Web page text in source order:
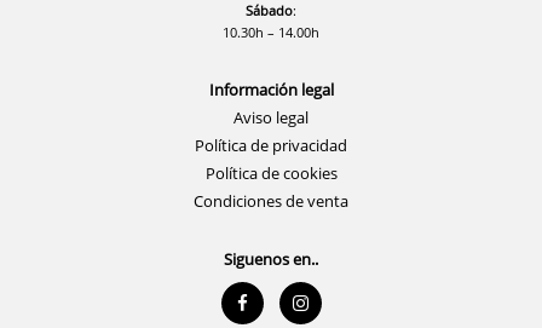
Sábado:
10.30h – 14.00h
Información legal
Aviso legal
Política de privacidad
Política de cookies
Condiciones de venta
Siguenos en..